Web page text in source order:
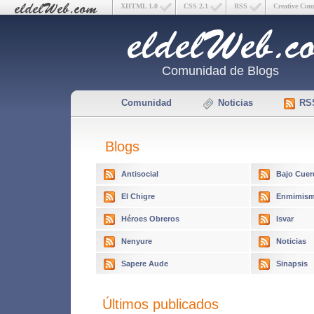
Creative
RSS
CSS 2.1
XHTML 1.0
Comunidad de Blogs
Comunidad Noticias
Blogs
Antisocial Bajo
El Chigre
Héroes Obreros Isvar
Nenyure Noticias
Sapere Aude Sinapsis
Últimos publicados